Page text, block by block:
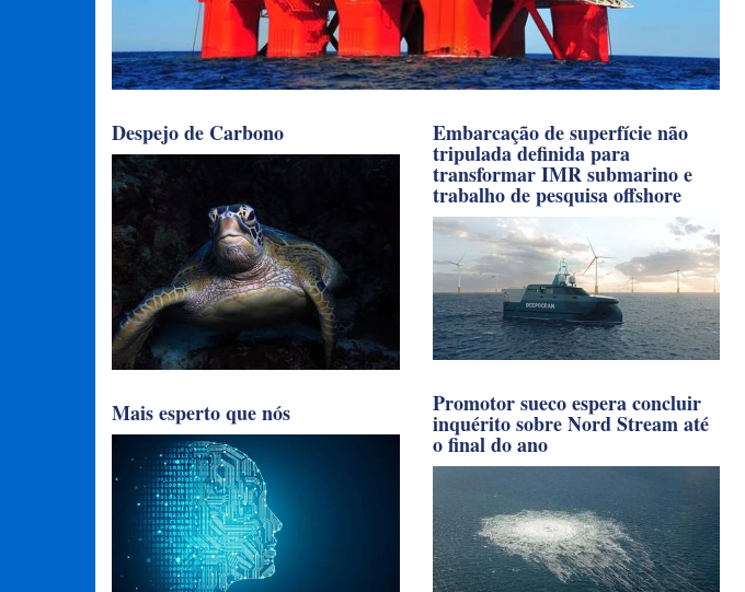
Despejo de Carbono
Mais esperto que nós
Embarcação de superfície não
tripulada definida para
transformar IMR submarino e
trabalho de pesquisa offshore
Promotor sueco espera concluir
inquérito sobre Nord Stream até
o final do ano